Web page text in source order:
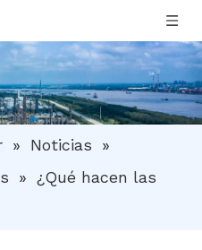
» Noticias
»
» ¿Qué hacen las